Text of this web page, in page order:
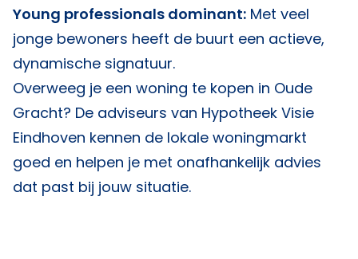
Young professionals dominant: Met veel
jonge bewoners heeft de buurt een actieve,
dynamische signatuur.
Overweeg je een woning te kopen in Oude
Gracht? De adviseurs van Hypotheek Visie
Eindhoven kennen de lokale woningmarkt
goed en helpen je met onafhankelijk advies
dat past bij jouw situatie.